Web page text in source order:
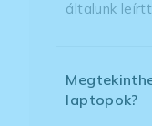
általunk
laptopok?